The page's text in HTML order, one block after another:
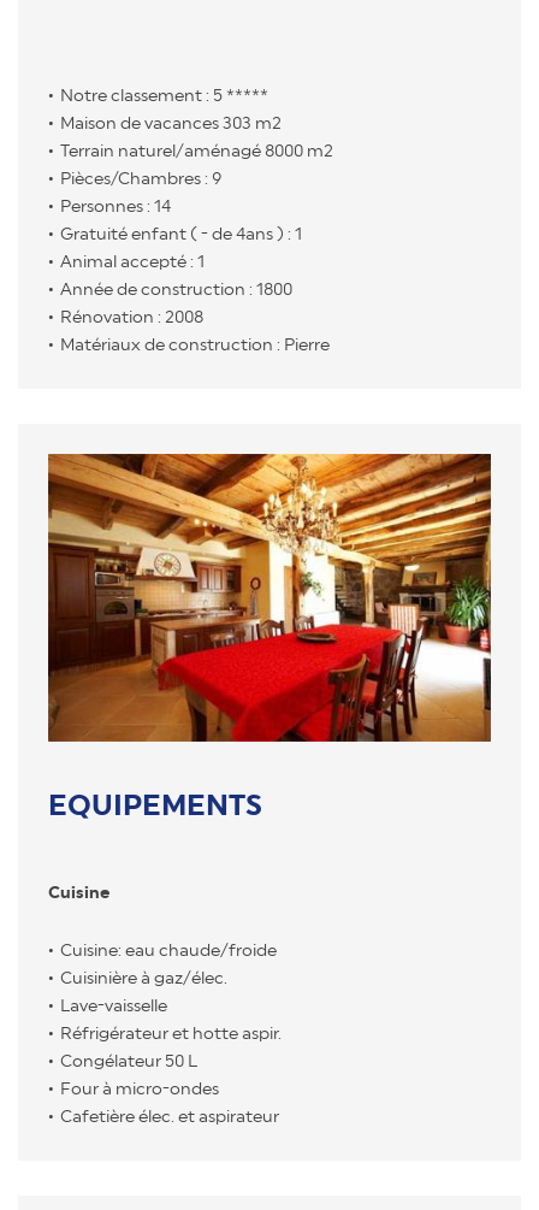
Notre classement : 5 *****
Maison de vacances 303 m2
Terrain naturel/aménagé 8000 m2
Pièces/Chambres : 9
Personnes : 14
Gratuité enfant ( - de 4ans ) : 1
Animal accepté : 1
Année de construction : 1800
Rénovation : 2008
Matériaux de construction : Pierre
EQUIPEMENTS
Cuisine
Cuisine: eau chaude/froide
Cuisinière à gaz/élec.
Lave-vaisselle
Réfrigérateur et hotte aspir.
Congélateur 50 L
Four à micro-ondes
Cafetière élec. et aspirateur